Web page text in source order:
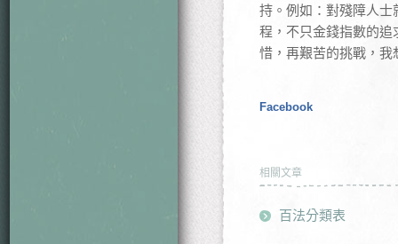
持。例如：對殘障人
程，不只金錢指數的
惜，再艱苦的挑戰，
Facebook
相關文章
百法分類表